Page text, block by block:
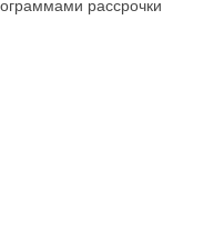
рассрочки